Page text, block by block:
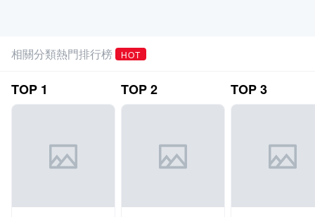
相關分類熱門排行榜 HOT
TOP 1 TOP2 TOP3